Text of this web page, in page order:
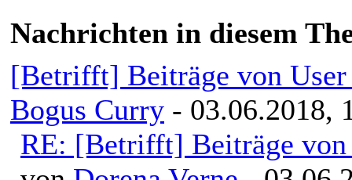
Nachrichten in diesem
[Betrifft] Beiträge von
Bogus Curry - 03.06.2018,
RE: [Betrifft] Beiträge von